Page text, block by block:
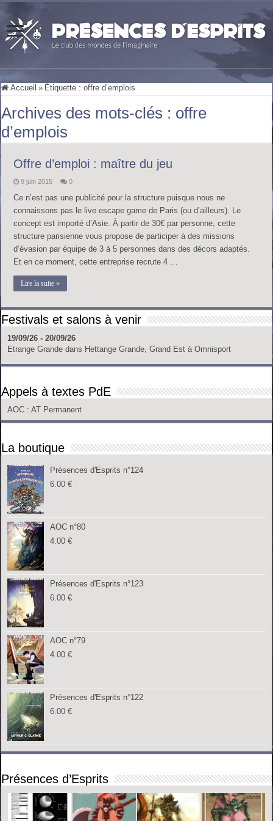
Accueil » Étiquette :offre d’emplois
Archives des mots-clés : offre
d’emplois
Offre d’emploi : maître du jeu
9 juin 2015 0
Ce n’est pas une publicité pour la structure puisque nous ne
connaissons pas le live escape game de Paris (ou d’ailleurs). Le
concept est importé d’Asie. À partir de 30€ par personne, cette
structure parisienne vous propose de participer à des missions
d’évasion par équipe de 3 à 5 personnes dans des décors adaptés.
Et en ce moment, cette entreprise recrute 4 …
Lire la suite »
Festivals et salons à venir
19/09/26 - 20/09/26
Etrange Grande dans Hettange Grande, Grand Est à Omnisport
Appels à textes PdE
AOC : AT Permanent
La boutique
Présences d'Esprits n°124
6.00€
AOC n°80
4.00€
Présences d'Esprits n°123
6.00€
AOC n°79
4.00€
Présences d'Esprits n°122
6.00€
Présences d’Esprits